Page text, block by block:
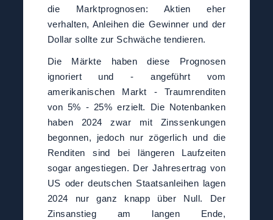
die Marktprognosen: Aktien eher
verhalten, Anleihen die Gewinner und der
Dollar sollte zur Schwäche tendieren.
Die Märkte haben diese Prognosen
ignoriert und - angeführt vom
amerikanischen Markt - Traumrenditen
von 5% - 25% erzielt. Die Notenbanken
haben 2024 zwar mit Zinssenkungen
begonnen, jedoch nur zögerlich und die
Renditen sind bei längeren Laufzeiten
sogar angestiegen. Der Jahresertrag von
US oder deutschen Staatsanleihen lagen
2024 nur ganz knapp über Null. Der
Zinsanstieg am langen Ende,